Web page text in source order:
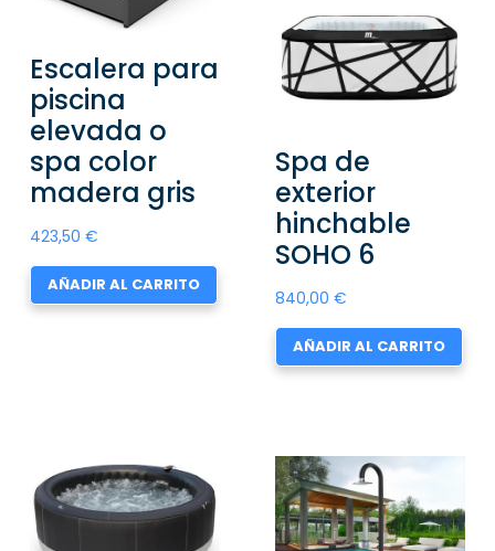
Escalera para
piscina
elevada o
spa color
madera gris
423,50€
AÑADIR AL CARRITO
Spa de
exterior
hinchable
SOHO 6
840,00 €
AÑADIR AL CARRITO